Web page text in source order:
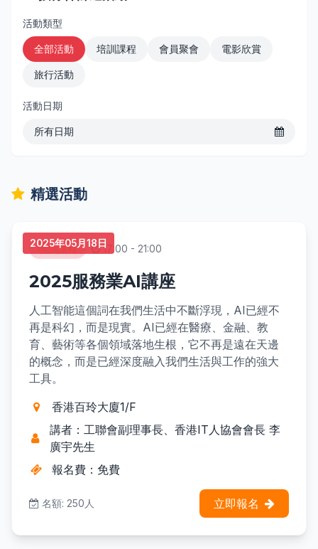
活動類型
全部活動 培訓課程 會員聚會 電影欣賞
旅行活動
活動日期
所有日期
精選活動
2025年05月18日
培訓課程 17:00 - 21:00
2025服務業AI講座
人工智能這個詞在我們生活中不斷浮現，AI已經不
再是科幻，而是現實。AI已經在醫療、金融、教
育、藝術等各個領域落地生根，它不再是遠在天邊
的概念，而是已經深度融入我們生活與工作的強大
工具。
香港百玲大廈1/F
講者：工聯會副理事長、香港IT人協會會長 李
廣宇先生
報名費：免費
名額: 250人 立即報名